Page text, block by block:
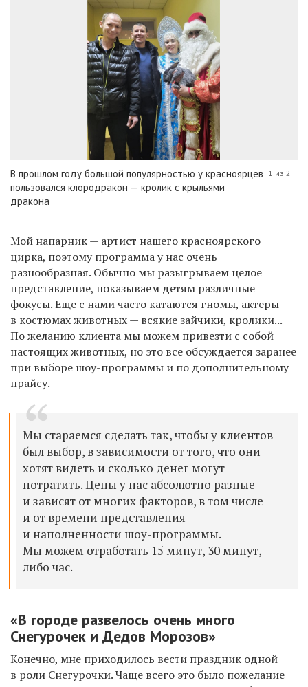
В прошлом году большой популярностью у красноярцев
пользовался клородракон — кролик с крыльями
дракона
1 из 2
Мой напарник — артист нашего красноярского
цирка, поэтому программа у нас очень
разнообразная. Обычно мы разыгрываем целое
представление, показываем детям различные
фокусы. Еще с нами часто катаются гномы, актеры
в костюмах животных — всякие зайчики, кролики...
По желанию клиента мы можем привезти с собой
настоящих животных, но это все обсуждается заранее
при выборе шоу-программы и по дополнительному
прайсу.
Мы стараемся сделать так, чтобы у клиентов
был выбор, в зависимости от того, что они
хотят видеть и сколько денег могут
потратить. Цены у нас абсолютно разные
и зависят от многих факторов, в том числе
и от времени представления
и наполненности шоу-программы.
Мы можем отработать 15 минут, 30 минут,
либо час.
«В городе развелось очень много
Снегурочек и Дедов Морозов»
Конечно, мне приходилось вести праздник одной
в роли Снегурочки. Чаще всего это было пожелание